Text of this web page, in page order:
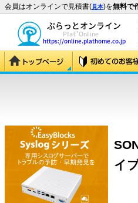
会員はオンラインで見積書(見本)を無料で
イ